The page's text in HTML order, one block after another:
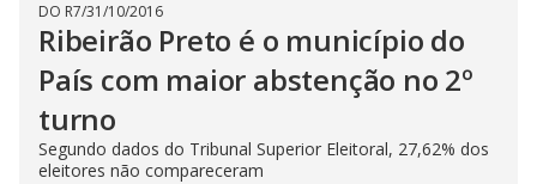
DO R7/31/10/2016
Ribeirão Preto é o município do
País com maior abstenção no 2º
turno
Segundo dados do Tribunal Superior Eleitoral, 27,62% dos
eleitores não compareceram